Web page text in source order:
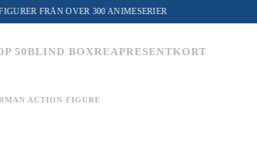
FRÅN ÖVER 300 ANIMESERIER
50BLIND BOXREAPRESENTKORT
ACTION FIGURE